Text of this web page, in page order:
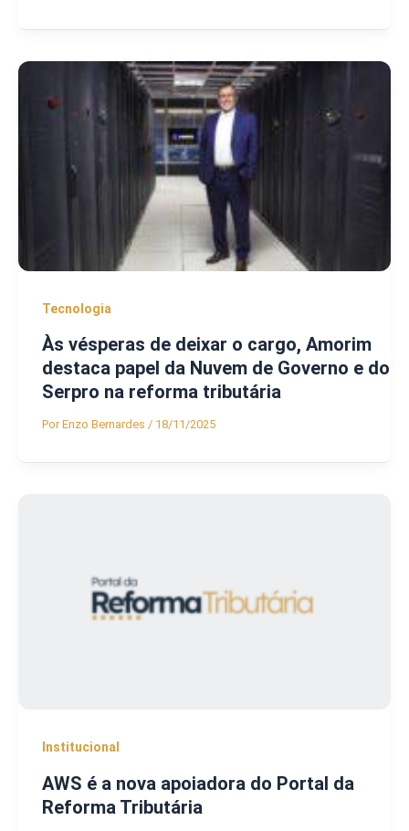
Tecnologia
Às vésperas de deixar o cargo, Amorim
destaca papel da Nuvem de Governo e do
Serpro na reforma tributária
PorEnzo Bernardes / 18/11/2025
Institucional
AWS é a nova apoiadora do Portal da
Reforma Tributária